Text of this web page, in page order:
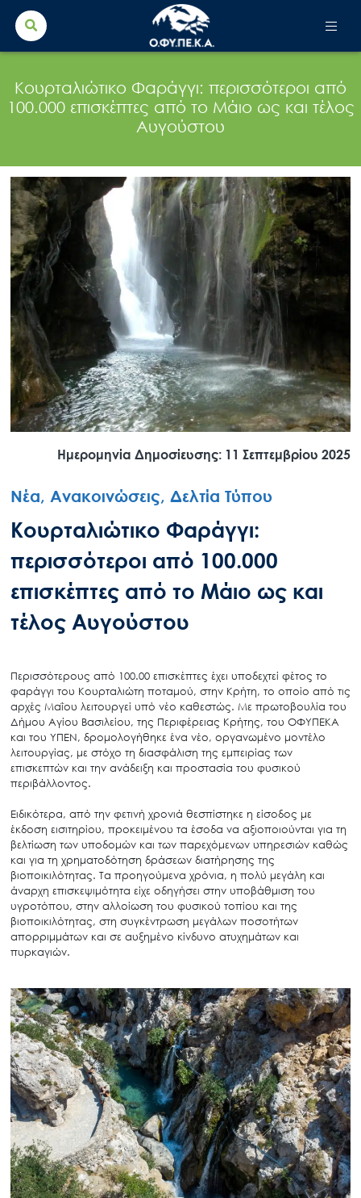
Search
for:
Κουρταλιώτικο Φαράγγι: περισσότεροι από
100.000 επισκέπτες από το Μάιο ως και τέλος
Αυγούστου
Ημερομηνία Δημοσίευσης: 11 Σεπτεμβρίου 2025
Νέα, Ανακοινώσεις, Δελτία Τύπου
Κουρταλιώτικο Φαράγγι:
περισσότεροι από 100.000
επισκέπτες από το Μάιο ως και
τέλος Αυγούστου
Περισσότερους από 100.00 επισκέπτες έχει υποδεχτεί φέτος το
φαράγγι του Κουρταλιώτη ποταμού, στην Κρήτη, το οποίο από τις
αρχές Μαΐου λειτουργεί υπό νέο καθεστώς. Με πρωτοβουλία του
Δήμου Αγίου Βασιλείου, της Περιφέρειας Κρήτης, του ΟΦΥΠΕΚΑ
και του ΥΠΕΝ, δρομολογήθηκε ένα νέο, οργανωμένο μοντέλο
λειτουργίας, με στόχο τη διασφάλιση της εμπειρίας των
επισκεπτών και την ανάδειξη και προστασία του φυσικού
περιβάλλοντος.
Ειδικότερα, από την φετινή χρονιά θεσπίστηκε η είσοδος με
έκδοση εισιτηρίου, προκειμένου τα έσοδα να αξιοποιούνται για τη
βελτίωση των υποδομών και των παρεχόμενων υπηρεσιών καθώς
και για τη χρηματοδότηση δράσεων διατήρησης της
βιοποικιλότητας. Τα προηγούμενα χρόνια, η πολύ μεγάλη και
άναρχη επισκεψιμότητα είχε οδηγήσει στην υποβάθμιση του
υγροτόπου, στην αλλοίωση του φυσικού τοπίου και της
βιοποικιλότητας, στη συγκέντρωση μεγάλων ποσοτήτων
απορριμμάτων και σε αυξημένο κίνδυνο ατυχημάτων και
πυρκαγιών.